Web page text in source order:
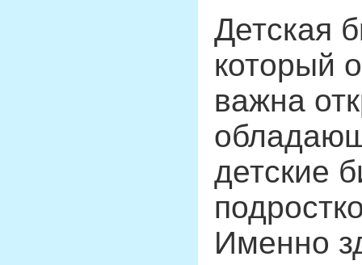
Детская
который
важна
детские
Именно